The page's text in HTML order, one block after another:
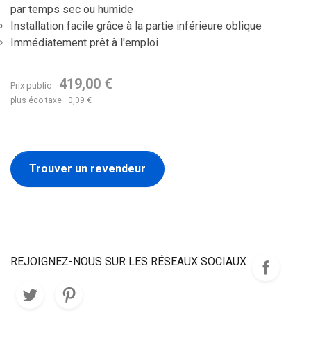
par temps sec ou humide
Installation facile grâce à la partie inférieure oblique
Immédiatement prêt à l'emploi
Prix public 419,00 €
plus éco taxe : 0,09 €
Trouver un revendeur
REJOIGNEZ-NOUS SUR LES RÉSEAUX SOCIAUX